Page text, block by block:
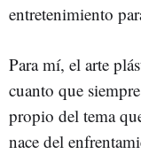
entretenimiento
Para mí, el arte
cuanto que
propio del tema
nace del